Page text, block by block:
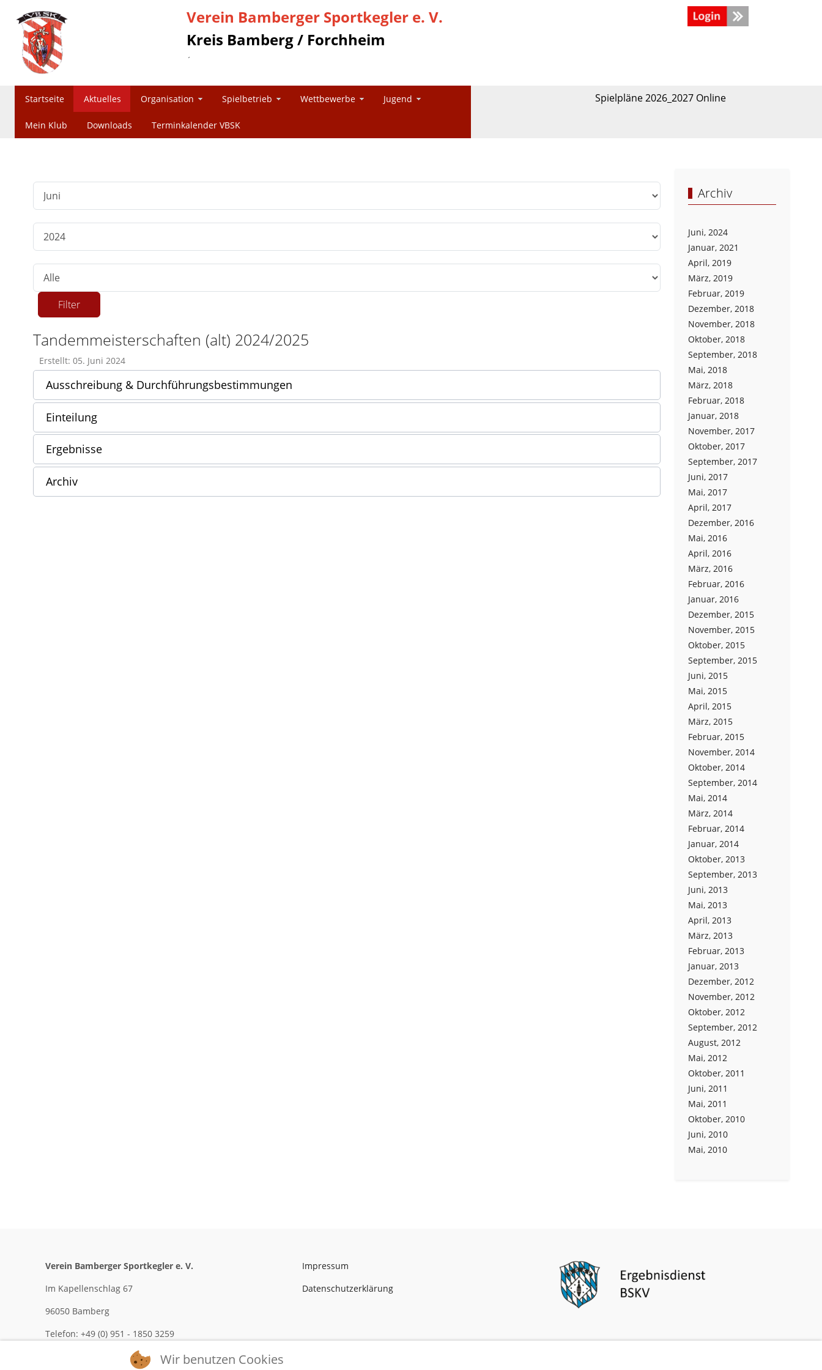
Verein Bamberger Sportkegler e. V.
Kreis Bamberg / Forchheim
´
Startseite Aktuelles Organisation Spielbetrieb Wettbewerbe Jugend
Mein Klub Downloads Terminkalender VBSK
Spielpläne 2026_2027 Online
Filter
Tandemmeisterschaften (alt) 2024/2025
Erstellt: 05. Juni 2024
Ausschreibung & Durchführungsbestimmungen
Einteilung
Ergebnisse
Archiv
Archiv
Juni, 2024
Januar, 2021
April, 2019
März, 2019
Februar, 2019
Dezember, 2018
November, 2018
Oktober, 2018
September, 2018
Mai, 2018
März, 2018
Februar, 2018
Januar, 2018
November, 2017
Oktober, 2017
September, 2017
Juni, 2017
Mai, 2017
April, 2017
Dezember, 2016
Mai, 2016
April, 2016
März, 2016
Februar, 2016
Januar, 2016
Dezember, 2015
November, 2015
Oktober, 2015
September, 2015
Juni, 2015
Mai, 2015
April, 2015
März, 2015
Februar, 2015
November, 2014
Oktober, 2014
September, 2014
Mai, 2014
März, 2014
Februar, 2014
Januar, 2014
Oktober, 2013
September, 2013
Juni, 2013
Mai, 2013
April, 2013
März, 2013
Februar, 2013
Januar, 2013
Dezember, 2012
November, 2012
Oktober, 2012
September, 2012
August, 2012
Mai, 2012
Oktober, 2011
Juni, 2011
Mai, 2011
Oktober, 2010
Juni, 2010
Mai, 2010
Verein Bamberger Sportkegler e. V.
Im Kapellenschlag 67
96050 Bamberg
Telefon: +49 (0) 951 - 1850 3259
Mobil: +49 (0) 170 - 209 0694
Impressum
Datenschutzerklärung
Wir benutzen Cookies